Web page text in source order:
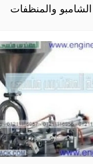
الشامبو والمنظفات